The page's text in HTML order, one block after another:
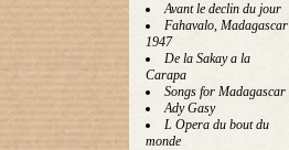
Avant le declin du jour
Fahavalo, Madagascar
1947
De la Sakay a la
Carapa
Songs for Madagascar
Ady Gasy
L Opera du bout du
monde